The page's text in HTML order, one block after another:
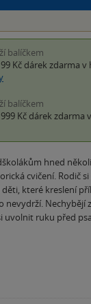
balíčkem
Kč dárek zdarma v
balíčkem
Kč dárek zdarma
hned
cvičení. Rodič
které kreslení
Nechybějí
uvolnit ruku před